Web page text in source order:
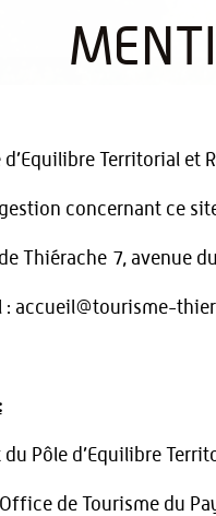
Territorial et
concernant ce
Thiérache 7, avenue
: accueil@tourisme-
du Pôle d’Equilibre
de Tourisme du